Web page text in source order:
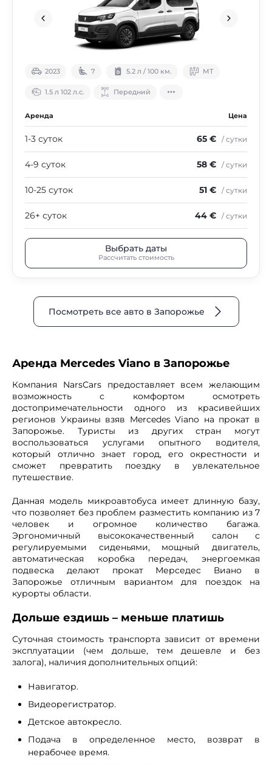
2023 7 5.2 л / 100 км. МТ
1.5 л 102 л.с. Передний
Аренда Цена
1-3 суток 65 € / сутки
4-9 суток 58 € / сутки
10-25 суток 51 € / сутки
26+ суток 44 € / сутки
Выбрать даты
Рассчитать стоимость
Посмотреть все авто в Запорожье
Аренда Mercedes Viano в Запорожье
Компания NarsCars предоставляет всем желающим
возможность с комфортом осмотреть
достопримечательности одного из красивейших
регионов Украины взяв Mercedes Viano на прокат в
Запорожье. Туристы из других стран могут
воспользоваться услугами опытного водителя,
который отлично знает город, его окрестности и
сможет превратить поездку в увлекательное
путешествие.
Данная модель микроавтобуса имеет длинную базу,
что позволяет без проблем разместить компанию из 7
человек и огромное количество багажа.
Эргономичный высококачественный салон с
регулируемыми сиденьями, мощный двигатель,
автоматическая коробка передач, энергоемкая
подвеска делают прокат Мерседес Виано в
Запорожье отличным вариантом для поездок на
курорты области.
Дольше ездишь – меньше платишь
Суточная стоимость транспорта зависит от времени
эксплуатации (чем дольше, тем дешевле и без
залога), наличия дополнительных опций:
Навигатор.
Видеорегистратор.
Детское автокресло.
Подача в определенное место, возврат в
нерабочее время.